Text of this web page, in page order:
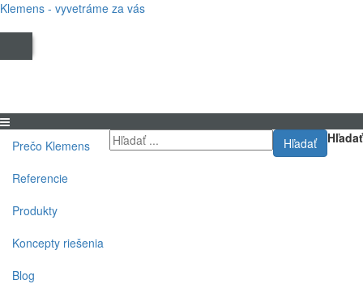
Klemens - vyvetráme za vás
Hľadať
Hľadať
Prečo Klemens
Referencie
Produkty
Koncepty riešenia
Blog